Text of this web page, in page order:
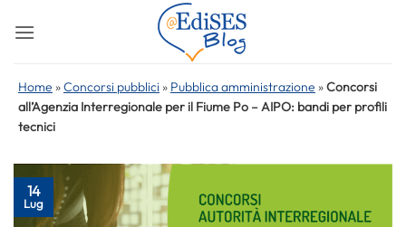
Home »Concorsi pubblici » Pubblica amministrazione »Concorsi
all’Agenzia Interregionale per il Fiume Po – AIPO: bandi per profili
tecnici
14
Lug